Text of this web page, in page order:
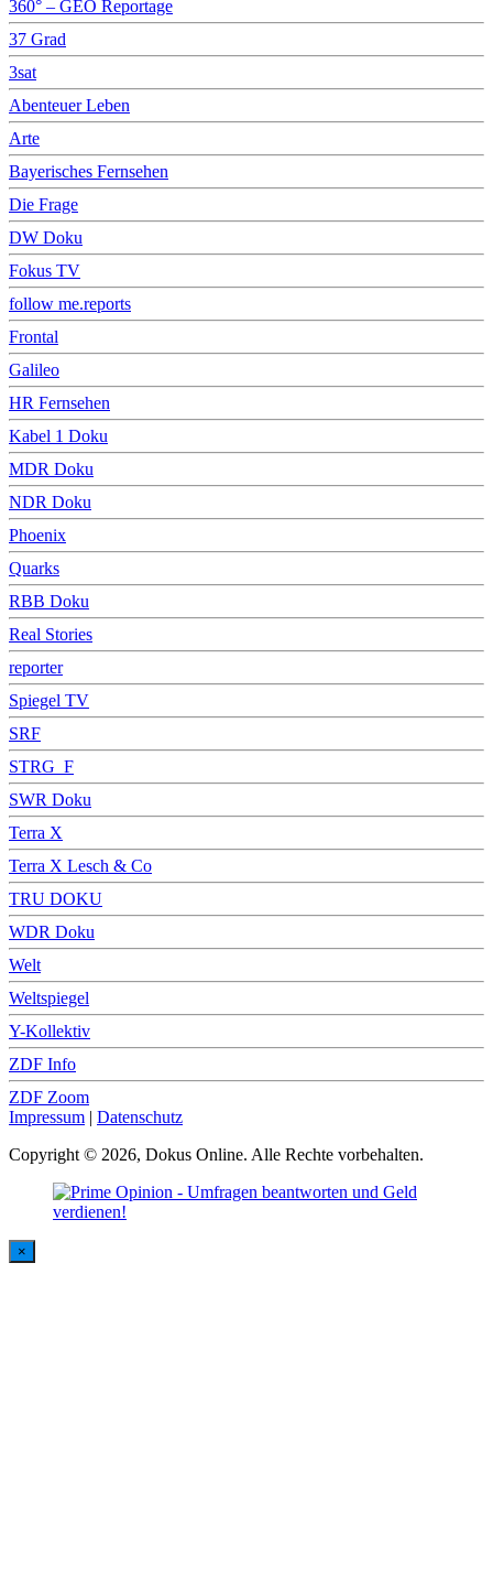
360° – GEO Reportage
37 Grad
3sat
Abenteuer Leben
Arte
Bayerisches Fernsehen
Die Frage
DW Doku
Fokus TV
follow me.reports
Frontal
Galileo
HR Fernsehen
Kabel 1 Doku
MDR Doku
NDR Doku
Phoenix
Quarks
RBB Doku
Real Stories
reporter
Spiegel TV
SRF
STRG_F
SWR Doku
Terra X
Terra X Lesch & Co
TRU DOKU
WDR Doku
Welt
Weltspiegel
Y-Kollektiv
ZDF Info
ZDF Zoom
Impressum | Datenschutz
Copyright © 2026, Dokus Online. Alle Rechte vorbehalten.
×